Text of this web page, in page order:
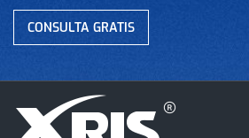
CONSULTA GRATIS